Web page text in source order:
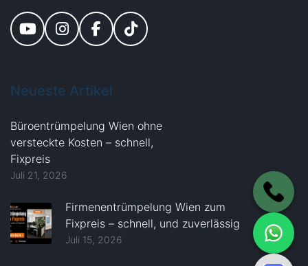
Neueste Artikel
Büroentrümpelung Wien ohne
versteckte Kosten – schnell,
Fixpreis
Juli 21, 2026
Firmenentrümpelung Wien zum
Fixpreis – schnell, und zuverlässig
Juli 15, 2026